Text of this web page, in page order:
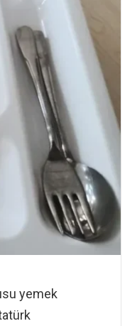
yemek